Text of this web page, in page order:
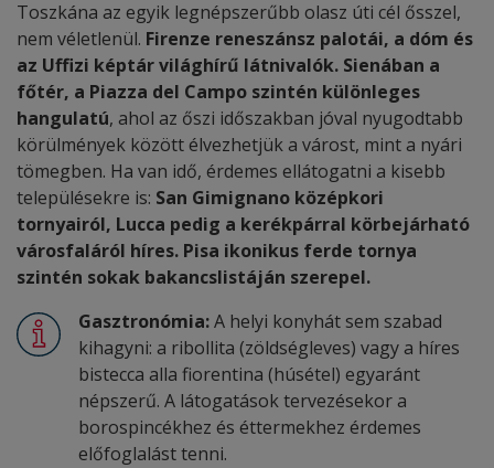
Toszkána az egyik legnépszerűbb olasz úti cél ősszel,
nem véletlenül. Firenze reneszánsz palotái, a dóm és
az Uffizi képtár világhírű látnivalók. Sienában a
főtér, a Piazza del Campo szintén különleges
hangulatú, ahol az őszi időszakban jóval nyugodtabb
körülmények között élvezhetjük a várost, mint a nyári
tömegben. Ha van idő, érdemes ellátogatni a kisebb
településekre is: San Gimignano középkori
tornyairól, Lucca pedig a kerékpárral körbejárható
városfaláról híres. Pisa ikonikus ferde tornya
szintén sokak bakancslistáján szerepel.
Gasztronómia:A helyi konyhát sem szabad
kihagyni: a ribollita (zöldségleves) vagy a híres
bistecca alla fiorentina (húsétel) egyaránt
népszerű. A látogatások tervezésekor a
borospincékhez és éttermekhez érdemes
előfoglalást tenni.